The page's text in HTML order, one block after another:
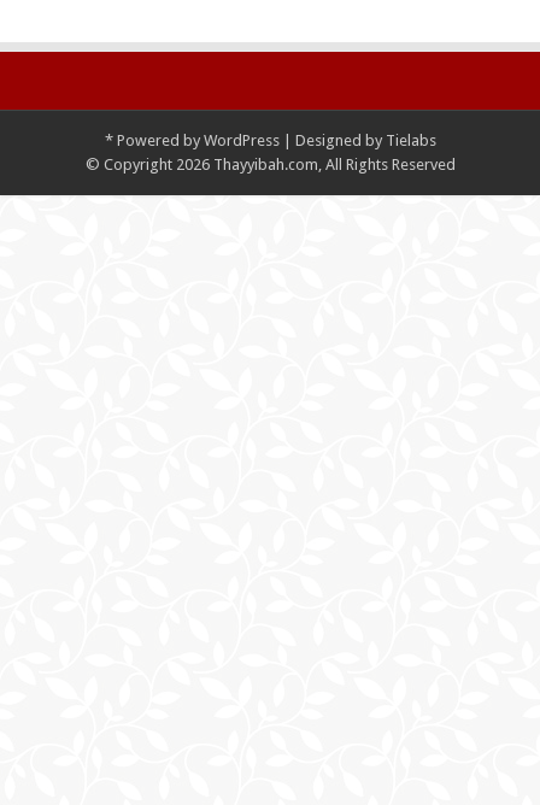
*Powered by WordPress| Designed by Tielabs
© Copyright 2026 Thayyibah.com, All Rights Reserved